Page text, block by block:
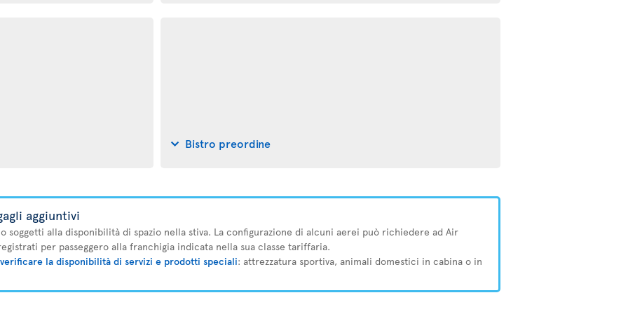
Bistro preordine
aggiuntivi
soggetti alla disponibilità di spazio nella stiva. La configurazione di alcuni aerei può richiedere ad Air
per passeggero alla franchigia indicata nella sua classe tariffaria.
la disponibilità di servizi e prodotti speciali: attrezzatura sportiva, animali domestici in cabina o in